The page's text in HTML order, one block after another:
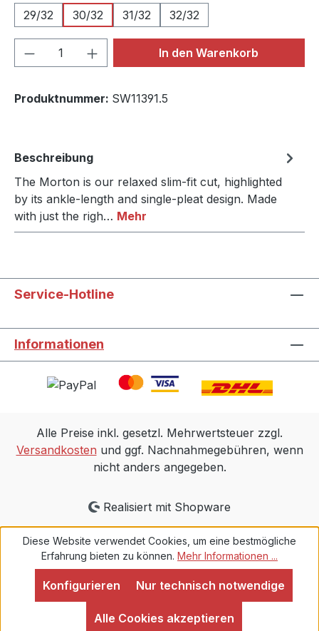
29/32
30/32 31/32 32/32
Produkt Anzahl: Gib denIn den Warenkorb
Produktnummer: SW11391.5
Beschreibung
The Morton is our relaxed slim-fit cut, highlighted
by its ankle-length and single-pleat design. Made
with just the righ… Mehr
Service-Hotline
Informationen
Alle Preise inkl. gesetzl. Mehrwertsteuer zzgl.
Versandkosten und ggf. Nachnahmegebühren, wenn
nicht anders angegeben.
Realisiert mit Shopware
Diese Website verwendet Cookies, um eine bestmögliche
Erfahrung bieten zu können. Mehr Informationen ...
Nur technisch notwendige
Konfigurieren
Alle Cookies akzeptieren